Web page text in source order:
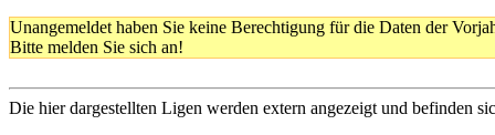
Unangemeldet haben Sie keine Berechtigung für die Daten der
Bitte melden Sie sich an!
Die hier dargestellten Ligen werden extern angezeigt und befinden